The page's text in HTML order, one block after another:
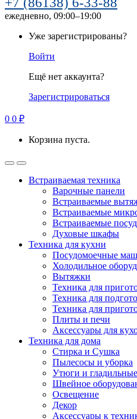
ежедневно, 09:00–19:00
Уже зарегистрированы?
Войти
Ещё нет аккаунта?
Зарегистрироваться
0 0 ₽
Корзина пуста.
Встраиваемая техника
Варочные панели
Встраиваемые
Встраиваемые
Встраиваемые
Духовые шкафы
Техника для кухни
Посудомоечные
Холодильное
Вытяжки
Техника для
Техника для
Техника для
Плиты и печи
Аксессуары для
Техника для дома
Стирка и Сушка
Пылесосы и уборка
Утюги и
Швейное
Освещение
Декор
Аксессуары к